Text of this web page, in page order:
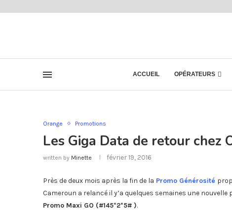
ACCUEIL OPÉRATEURS
Orange Promotions
Les Giga Data de retour chez
written by Minette février 19, 2016
Près de deux mois après la fin de la Promo Générosité
Cameroun a relancé il y’a quelques semaines une
Promo Maxi GO (#145*2*5# ).